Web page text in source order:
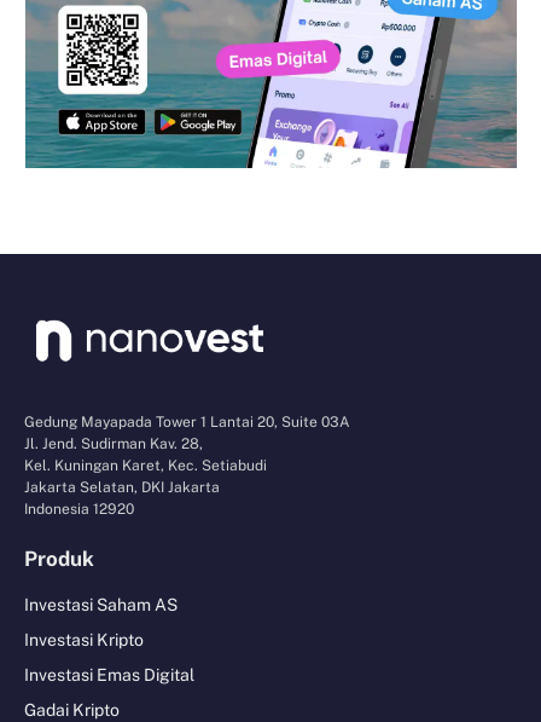
Gedung Mayapada Tower 1 Lantai 20, Suite 03A
Jl. Jend. Sudirman Kav. 28,
Kel. Kuningan Karet, Kec. Setiabudi
Jakarta Selatan, DKI Jakarta
Indonesia 12920
Produk
Investasi Saham AS
Investasi Kripto
Investasi Emas Digital
Gadai Kripto